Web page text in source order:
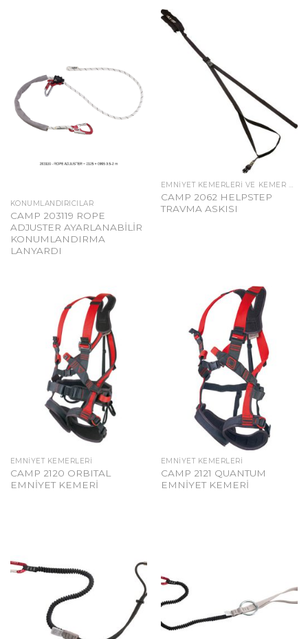
KONUMLANDIRICILAR
CAMP 203119 ROPE
ADJUSTER AYARLANABİLİR
KONUMLANDIRMA
LANYARDI
EMNIYET KEMERLERI VE KEMER AKSESUARLARI
CAMP 2062 HELPSTEP
TRAVMA ASKISI
EMNIYET KEMERLERI
CAMP 2120 ORBITAL
EMNİYET KEMERİ
EMNIYET KEMERLERI
CAMP 2121 QUANTUM
EMNİYET KEMERİ